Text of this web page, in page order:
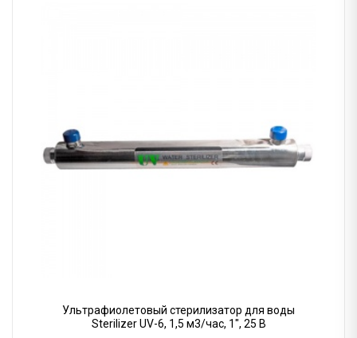
Ультрафиолетовый стерилизатор для воды
Sterilizer UV-6, 1,5 м3/час, 1", 25 В